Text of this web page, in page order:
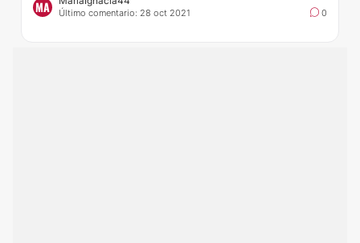
MA Último comentario: 28 oct 2021 0